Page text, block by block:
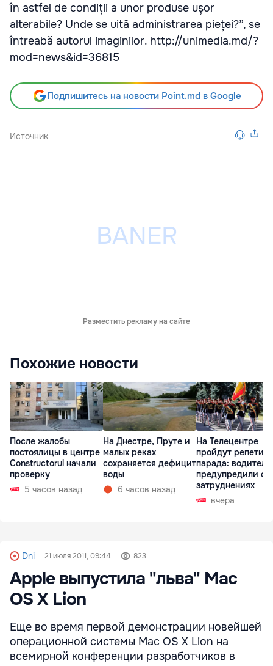
în astfel de condiții a unor produse ușor
alterabile? Unde se uită administrarea pieței?”, se
întreabă autorul imaginilor. http://unimedia.md/?
mod=news&id=36815
Подпишитесь на новости Point.md в Google
Источник
Разместить рекламу на сайте
Похожие новости
После жалобы
постоялицы в центре
Constructorul начали
проверку
5 часов назад
На Днестре, Пруте и
малых реках
сохраняется дефицит
воды
6 часов назад
На Телецентре
пройдут
парада:
предупредили о
затруднениях
вчера
Dni 21 июля 2011, 09:44 823
Apple выпустила "льва" Mac
OS X Lion
Еще во время первой демонстрации новейшей
операционной системы Mac OS X Lion на
всемирной конференции разработчиков в